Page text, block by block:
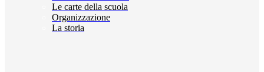
Le carte della scuola
Organizzazione
La storia